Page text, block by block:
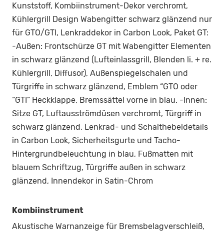
Kunststoff, Kombiinstrument-Dekor verchromt,
Kühlergrill Design Wabengitter schwarz glänzend nur
für GTO/GTI, Lenkraddekor in Carbon Look, Paket GT:
-Außen: Frontschürze GT mit Wabengitter Elementen
in schwarz glänzend (Lufteinlassgrill, Blenden li. + re.
Kühlergrill, Diffusor), Außenspiegelschalen und
Türgriffe in schwarz glänzend, Emblem “GTO oder
“GTI” Heckklappe, Bremssättel vorne in blau. -Innen:
Sitze GT, Luftausströmdüsen verchromt, Türgriff in
schwarz glänzend, Lenkrad- und Schalthebeldetails
in Carbon Look, Sicherheitsgurte und Tacho-
Hintergrundbeleuchtung in blau, Fußmatten mit
blauem Schriftzug, Türgriffe außen in schwarz
glänzend, Innendekor in Satin-Chrom
Kombiinstrument
Akustische Warnanzeige für Bremsbelagverschleiß,